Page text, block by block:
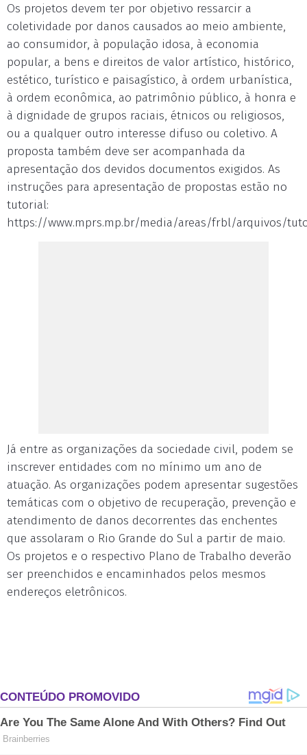
Os projetos devem ter por objetivo ressarcir a
coletividade por danos causados ao meio ambiente,
ao consumidor, à população idosa, à economia
popular, a bens e direitos de valor artístico, histórico,
estético, turístico e paisagístico, à ordem urbanística,
à ordem econômica, ao patrimônio público, à honra e
à dignidade de grupos raciais, étnicos ou religiosos,
ou a qualquer outro interesse difuso ou coletivo. A
proposta também deve ser acompanhada da
apresentação dos devidos documentos exigidos. As
instruções para apresentação de propostas estão no
tutorial:
https://www.mprs.mp.br/media/areas/frbl/arquivos/
Já entre as organizações da sociedade civil, podem se
inscrever entidades com no mínimo um ano de
atuação. As organizações podem apresentar sugestões
temáticas com o objetivo de recuperação, prevenção e
atendimento de danos decorrentes das enchentes
que assolaram o Rio Grande do Sul a partir de maio.
Os projetos e o respectivo Plano de Trabalho deverão
ser preenchidos e encaminhados pelos mesmos
endereços eletrônicos.